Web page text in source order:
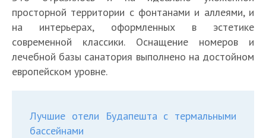
просторной территории с фонтанами и аллеями, и
на интерьерах, оформленных в эстетике
современной классики. Оснащение номеров и
лечебной базы санатория выполнено на достойном
европейском уровне.
Лучшие отели Будапешта с термальными
бассейнами